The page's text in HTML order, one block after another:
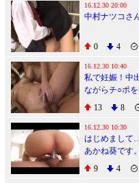
16.12.30 20:00
中村ナツコさ
0 4
16.12.30 10:40
私で妊娠！中
ながらチ○ポ
妹
13 8
16.12.30 10:30
はじめまして
あかね葵です。
9
4